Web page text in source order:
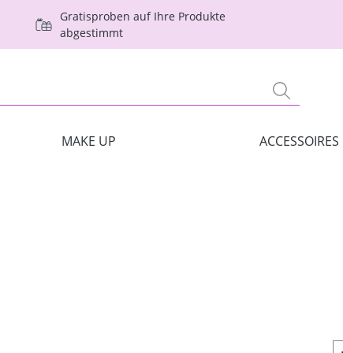
Gratisproben auf Ihre Produkte
abgestimmt
MAKE UP ACCESSOIRES